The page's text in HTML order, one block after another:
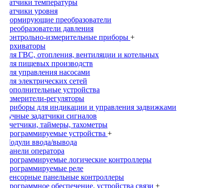
Датчики температуры
Датчики уровня
Нормирующие преобразователи
Преобразователи давления
Контрольно-измерительные приборы +
Архиваторы
Для ГВС, отопления, вентиляции и котельных
Для пищевых производств
Для управления насосами
Для электрических сетей
Дополнительные устройства
Измерители-регуляторы
Приборы для индикации и управления задвижками
Ручные задатчики сигналов
Счетчики, таймеры, тахометры
Программируемые устройства +
Модули ввода/вывода
Панели оператора
Программируемые логические контроллеры
Программируемые реле
Сенсорные панельные контроллеры
Программное обеспечение, устройства связи +